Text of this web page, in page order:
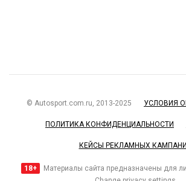
© Autosport.com.ru, 2013-2025 УСЛОВИЯ
ПОЛИТИКА КОНФИДЕНЦИАЛЬНОСТИ
КЕЙСЫ РЕКЛАМНЫХ
18+
Материалы сайта предназначены для